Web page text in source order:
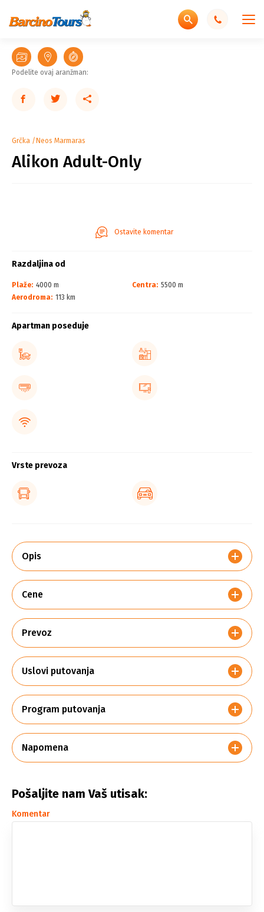
Podelite ovaj aranžman:
Grčka Neos Marmaras
Alikon Adult-Only
Ostavite komentar
Razdaljina od
Plaže: 4000 m Centra: 5500 m
Aerodroma: 113 km
Apartman poseduje
Vrste prevoza
Opis
Cene
Prevoz
Uslovi putovanja
Program putovanja
Napomena
Pošaljite nam Vaš utisak:
Komentar